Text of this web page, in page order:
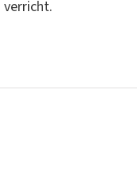
verricht.